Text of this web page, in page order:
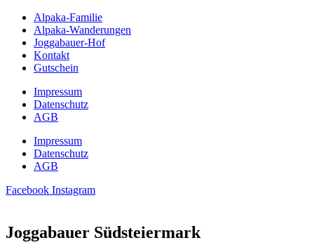
Alpaka-Familie
Alpaka-Wanderungen
Joggabauer-Hof
Kontakt
Gutschein
Impressum
Datenschutz
AGB
Impressum
Datenschutz
AGB
Facebook Instagram
Joggabauer Südsteiermark